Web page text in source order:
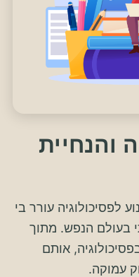
והנחיית
לפסיכולוגיה עורר בי
בעולם הנפש. מתוך
אותם
עמוקה.